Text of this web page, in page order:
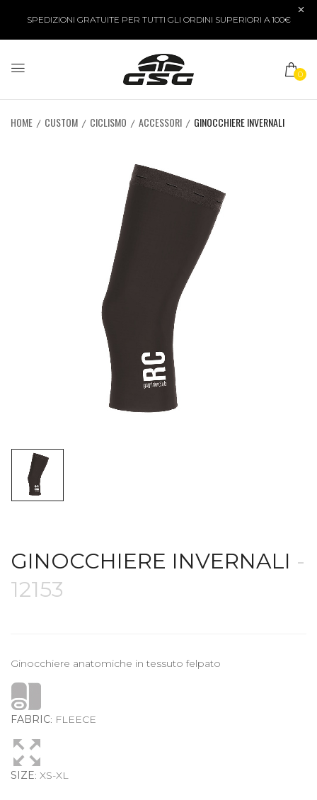
SPEDIZIONI GRATUITE PER TUTTI GLI ORDINI SUPERIORI A 100€
0
HOME CUSTOM CICLISMO ACCESSORI GINOCCHIERE INVERNALI
GINOCCHIERE INVERNALI -
12153
Ginocchiere anatomiche in tessuto felpato
FABRIC: FLEECE
SIZE: XS-XL